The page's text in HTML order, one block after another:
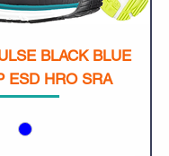
BLACK BLUE
ESD HRO SRA